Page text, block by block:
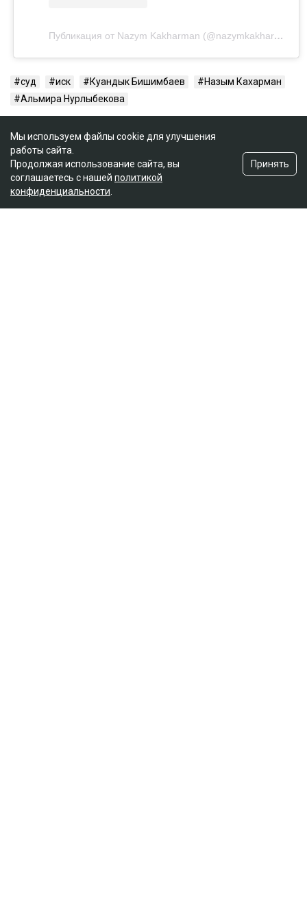
Публикация от Nazym Kakharman (@nazymkakharman)
суд иск Куандык Бишимбаев
Назым Кахарман
Альмира Нурлыбекова
Мы используем файлы cookie для улучшения
работы сайта.
Продолжая использование сайта, вы
соглашаетесь с нашей политикой
конфиденциальности
Принять